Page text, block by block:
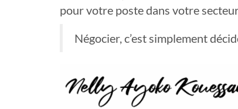
pour votre poste dans votre
Négocier, c’est simplement